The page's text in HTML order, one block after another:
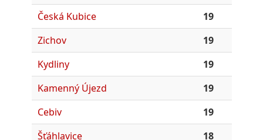
Česká Kubice
19
Zichov
19
Kydliny
19
Kamenný Újezd
19
Cebiv
19
Šťáhlavice
18